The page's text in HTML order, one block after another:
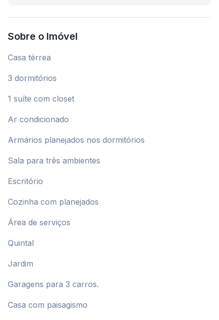
Sobre o Imóvel
Casa térrea
3 dormitórios
1 suíte com closet
Ar condicionado
Armários planejados nos dormitórios
Sala para três ambientes
Escritório
Cozinha com planejados
Área de serviços
Quintal
Jardim
Garagens para 3 carros.
Casa com paisagismo